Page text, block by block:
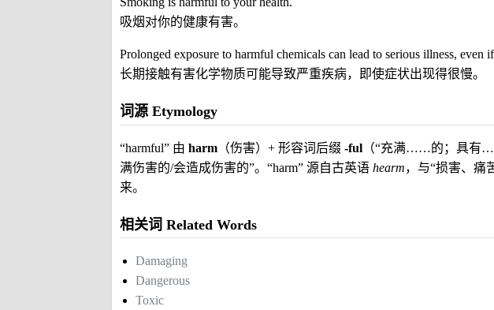
吸烟对你的健康有害。
Prolonged exposure to harmful chemicals can lead to serious illness, even
长期接触有害化学物质可能导致严重疾病，即使症状出现得很慢。
词源 Etymology
“harmful” 由 harm （伤害）+ 形容词后缀 -ful （“充满……的；具有
满伤害的/会造成伤害的”。“harm” 源自古英语 hearm，与“损害、痛
来。
相关词 Related Words
Damaging
Dangerous
Toxic